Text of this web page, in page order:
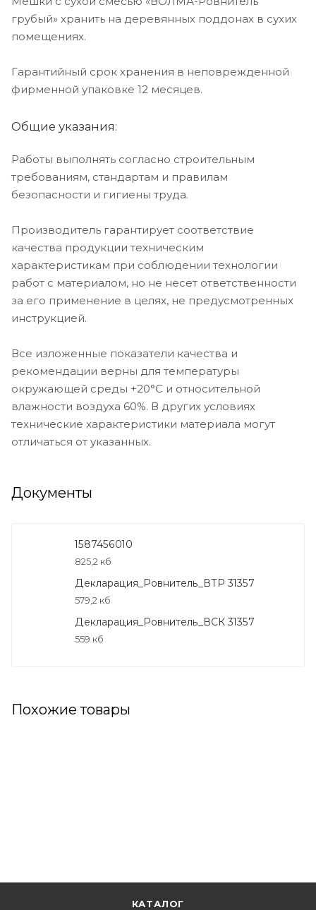
грубый» хранить на деревянных поддонах в сухих
помещениях.
Гарантийный срок хранения в неповрежденной
фирменной упаковке 12 месяцев.
Общие указания:
Работы выполнять согласно строительным
требованиям, стандартам и правилам
безопасности и гигиены труда.
Производитель гарантирует соответствие
качества продукции техническим
характеристикам при соблюдении технологии
работ с материалом, но не несет ответственности
за его применение в целях, не предусмотренных
инструкцией.
Все изложенные показатели качества и
рекомендации верны для температуры
окружающей среды +20°C и относительной
влажности воздуха 60%. В других условиях
технические характеристики материала могут
отличаться от указанных.
Документы
1587456010
825,2 кб
Декларация_Ровнитель_ВТР 31357
579,2 кб
Декларация_Ровнитель_ВСК 31357
559 кб
Похожие товары
КАТАЛОГ